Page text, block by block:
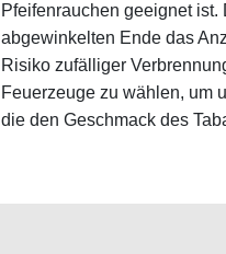
Pfeifenrauchen geeignet
abgewinkelten Ende das
Risiko zufälliger
Feuerzeuge zu wählen, um
die den Geschmack des